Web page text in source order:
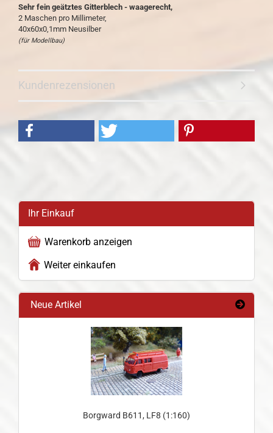
Sehr fein geätztes Gitterblech - waagerecht,
2 Maschen pro Millimeter,
40x60x0,1mm Neusilber
(für Modellbau)
Kundenrezensionen
Ihr Einkauf
Warenkorb anzeigen
Weiter einkaufen
Neue Artikel
Borgward B611, LF8 (1:160)